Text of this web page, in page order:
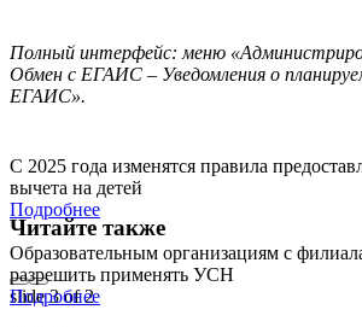
Полный интерфейс: меню
Обмен с ЕГАИС – Уведомления о
ЕГАИС».
Читайте также
slide3of 2
С 2025 года изменятся правила
вычета на детей
Подробнее
Образовательным организациям с
разрешить применять УСН
Подробнее